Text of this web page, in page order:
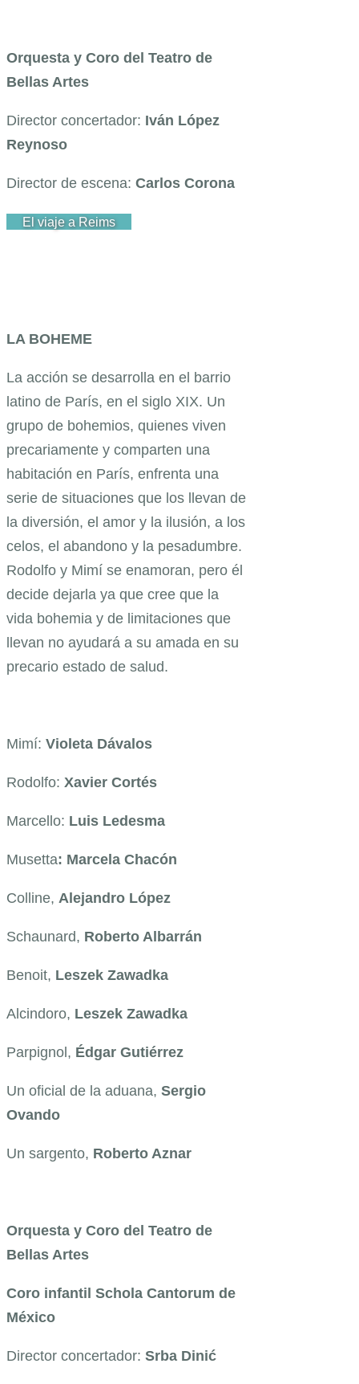
Orquesta y Coro del Teatro de
Bellas Artes
Director concertador: Iván López
Reynoso
Director de escena: Carlos Corona
El viaje a Reims
LA BOHEME
La acción se desarrolla en el barrio
latino de París, en el siglo XIX. Un
grupo de bohemios, quienes viven
precariamente y comparten una
habitación en París, enfrenta una
serie de situaciones que los llevan de
la diversión, el amor y la ilusión, a los
celos, el abandono y la pesadumbre.
Rodolfo y Mimí se enamoran, pero él
decide dejarla ya que cree que la
vida bohemia y de limitaciones que
llevan no ayudará a su amada en su
precario estado de salud.
Mimí: Violeta Dávalos
Rodolfo: Xavier Cortés
Marcello: Luis Ledesma
Musetta: Marcela Chacón
Colline, Alejandro López
Schaunard, Roberto Albarrán
Benoit, Leszek Zawadka
Alcindoro, Leszek Zawadka
Parpignol, Édgar Gutiérrez
Un oficial de la aduana, Sergio
Ovando
Un sargento, Roberto Aznar
Orquesta y Coro del Teatro de
Bellas Artes
Coro infantil Schola Cantorum de
México
Director concertador: Srba Dinić